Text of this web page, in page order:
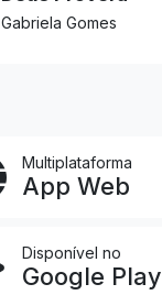
Gabriela Gomes
Multiplataforma
App Web
Disponível no
Google Play